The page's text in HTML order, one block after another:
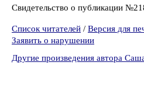
Свидетельство о публикации
Список читателей / Версия для
Заявить о нарушении
Другие произведения автора